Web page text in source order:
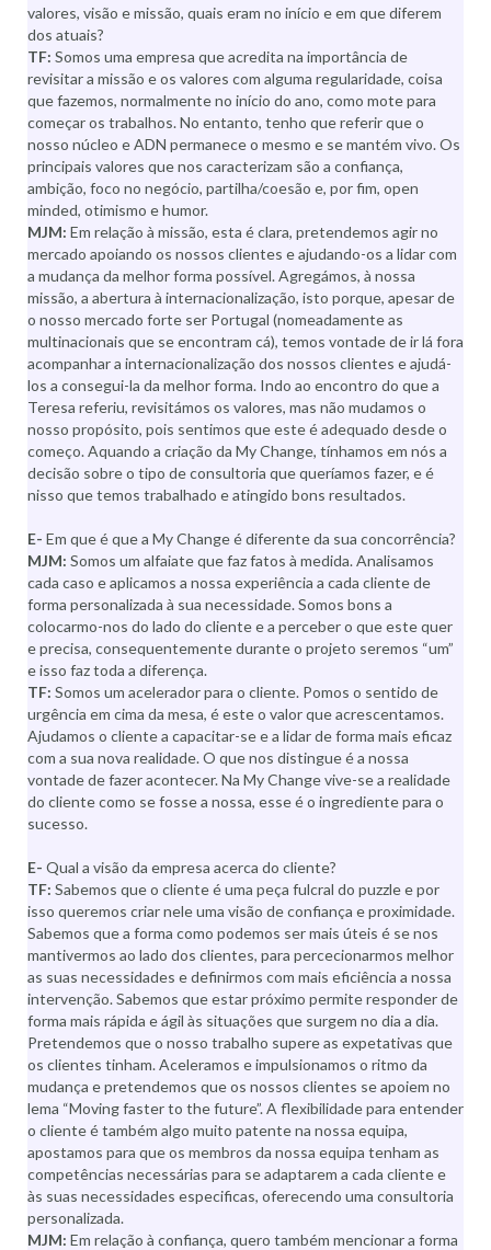
valores, visão e missão, quais eram no início e em que diferem
dos atuais?
TF: Somos uma empresa que acredita na importância de
revisitar a missão e os valores com alguma regularidade, coisa
que fazemos, normalmente no início do ano, como mote para
começar os trabalhos. No entanto, tenho que referir que o
nosso núcleo e ADN permanece o mesmo e se mantém vivo. Os
principais valores que nos caracterizam são a confiança,
ambição, foco no negócio, partilha/coesão e, por fim, open
minded, otimismo e humor.
MJM: Em relação à missão, esta é clara, pretendemos agir no
mercado apoiando os nossos clientes e ajudando-os a lidar com
a mudança da melhor forma possível. Agregámos, à nossa
missão, a abertura à internacionalização, isto porque, apesar de
o nosso mercado forte ser Portugal (nomeadamente as
multinacionais que se encontram cá), temos vontade de ir lá fora
acompanhar a internacionalização dos nossos clientes e ajudá-
los a consegui-la da melhor forma. Indo ao encontro do que a
Teresa referiu, revisitámos os valores, mas não mudamos o
nosso propósito, pois sentimos que este é adequado desde o
começo. Aquando a criação da My Change, tínhamos em nós a
decisão sobre o tipo de consultoria que queríamos fazer, e é
nisso que temos trabalhado e atingido bons resultados.
E- Em que é que a My Change é diferente da sua concorrência?
MJM: Somos um alfaiate que faz fatos à medida. Analisamos
cada caso e aplicamos a nossa experiência a cada cliente de
forma personalizada à sua necessidade. Somos bons a
colocarmo-nos do lado do cliente e a perceber o que este quer
e precisa, consequentemente durante o projeto seremos “um”
e isso faz toda a diferença.
TF: Somos um acelerador para o cliente. Pomos o sentido de
urgência em cima da mesa, é este o valor que acrescentamos.
Ajudamos o cliente a capacitar-se e a lidar de forma mais eficaz
com a sua nova realidade. O que nos distingue é a nossa
vontade de fazer acontecer. Na My Change vive-se a realidade
do cliente como se fosse a nossa, esse é o ingrediente para o
sucesso.
E- Qual a visão da empresa acerca do cliente?
TF: Sabemos que o cliente é uma peça fulcral do puzzle e por
isso queremos criar nele uma visão de confiança e proximidade.
Sabemos que a forma como podemos ser mais úteis é se nos
mantivermos ao lado dos clientes, para percecionarmos melhor
as suas necessidades e definirmos com mais eficiência a nossa
intervenção. Sabemos que estar próximo permite responder de
forma mais rápida e ágil às situações que surgem no dia a dia.
Pretendemos que o nosso trabalho supere as expetativas que
os clientes tinham. Aceleramos e impulsionamos o ritmo da
mudança e pretendemos que os nossos clientes se apoiem no
lema “Moving faster to the future”. A flexibilidade para entender
o cliente é também algo muito patente na nossa equipa,
apostamos para que os membros da nossa equipa tenham as
competências necessárias para se adaptarem a cada cliente e
às suas necessidades especificas, oferecendo uma consultoria
personalizada.
MJM: Em relação à confiança, quero também mencionar a forma